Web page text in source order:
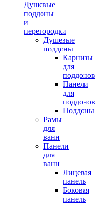
Душевые
поддоны
и
перегородки
Душевые
поддоны
Карнизы
для
поддонов
Панели
для
поддонов
Поддоны
Рамы
для
ванн
Панели
для
ванн
Лицевая
панель
Боковая
панель